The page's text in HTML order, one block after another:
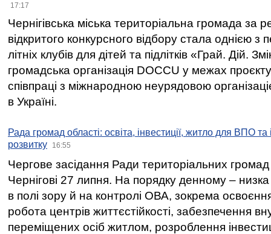
17:17
Чернігівська міська територіальна громада за
відкритого конкурсного відбору стала однією
літніх клубів для дітей та підлітків «Грай. Дій.
громадська організація DOCCU у межах
співпраці з міжнародною неурядовою
в Україні.
Рада громад області: освіта, інвестиції, житло для ВПО
розвитку
16:55
Чергове засідання Ради територіальних громад
Чернігові 27 липня. На порядку денному –
в полі зору й на контролі ОВА, зокрема освоєння
робота центрів життєстійкості, забезпечення
переміщених осіб житлом, розроблення